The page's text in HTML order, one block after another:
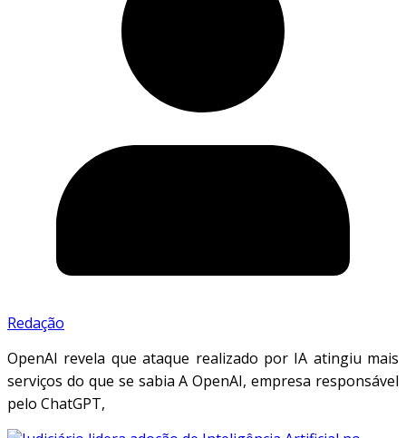
Redação
OpenAI revela que ataque realizado por IA atingiu mais
serviços do que se sabia A OpenAI, empresa responsável
pelo ChatGPT,